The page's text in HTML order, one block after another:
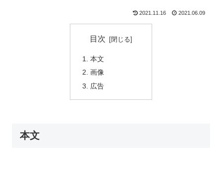
2021.11.16 2021.06.09
目次
本文
画像
広告
本文